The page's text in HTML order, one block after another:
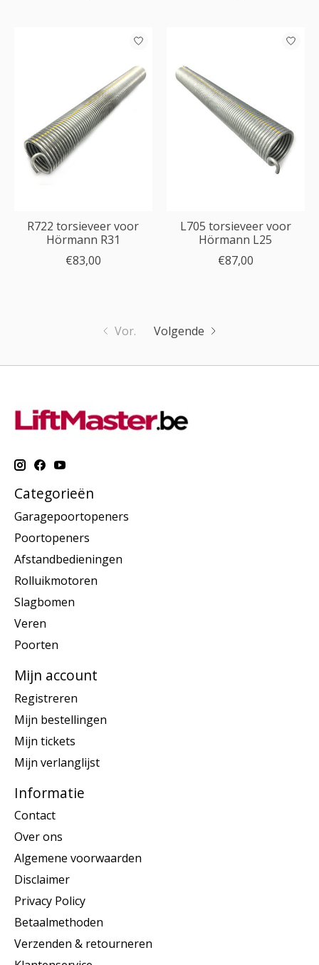
R722 torsieveer voor
Hörmann R31
€83,00
L705 torsieveer voor
Hörmann L25
€87,00
Vor. Volgende
Categorieën
Garagepoortopeners
Poortopeners
Afstandbedieningen
Rolluikmotoren
Slagbomen
Veren
Poorten
Mijn account
Registreren
Mijn bestellingen
Mijn tickets
Mijn verlanglijst
Informatie
Contact
Over ons
Algemene voorwaarden
Disclaimer
Privacy Policy
Betaalmethoden
Verzenden & retourneren